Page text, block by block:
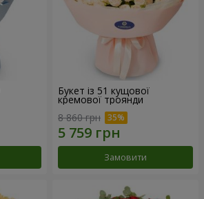
Букет із 51 кущової
кремової троянди
8 860 грн
Замовити